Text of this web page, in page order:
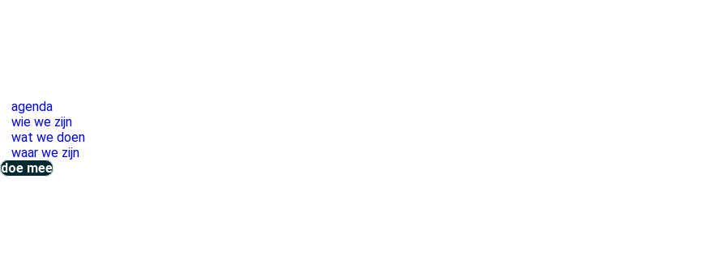
agenda
wie we zijn
wat we doen
waar we zijn
doe mee